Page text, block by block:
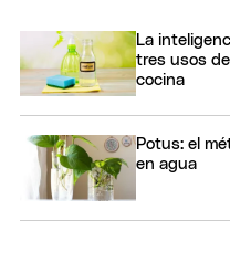
La
tres usos
cocina
Potus: el
en agua